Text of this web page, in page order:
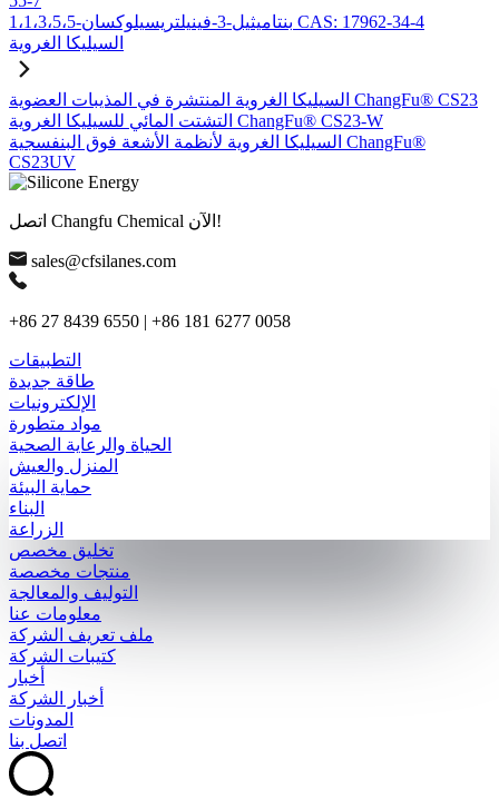
1،1،3،5،5-بنتاميثيل-3-فينيلتريسيلوكسان CAS: 17962-34-4
السيليكا الغروية
السيليكا الغروية المنتشرة في المذيبات العضوية ChangFu® CS23
التشتت المائي للسيليكا الغروية ChangFu® CS23-W
السيليكا الغروية لأنظمة الأشعة فوق البنفسجية ChangFu®
CS23UV
اتصل Changfu Chemical الآن!
sales@cfsilanes.com
+86 27 8439 6550 | +86 181 6277 0058
التطبيقات
طاقة جديدة
الإلكترونيات
مواد متطورة
الحياة والرعاية الصحية
المنزل والعيش
حماية البيئة
البناء
الزراعة
تخليق مخصص
منتجات مخصصة
التوليف والمعالجة
معلومات عنا
ملف تعريف الشركة
كتيبات الشركة
أخبار
أخبار الشركة
المدونات
اتصل بنا